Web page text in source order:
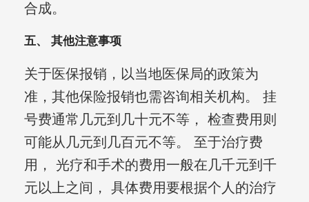
合成。
五、 其他注意事项
关于医保报销，以当地医保局的政策为
准，其他保险报销也需咨询相关机构。 挂
号费通常几元到几十元不等， 检查费用则
可能从几元到几百元不等。 至于治疗费
用， 光疗和手术的费用一般在几千元到千
元以上之间， 具体费用要根据个人的治疗